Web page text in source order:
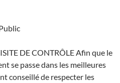
DE CONTRÔLE Afin que le
se passe dans les meilleures
conseillé de respecter les